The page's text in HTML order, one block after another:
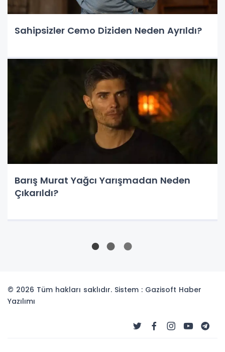
Sahipsizler Cemo Diziden Neden Ayrıldı?
Barış Murat Yağcı Yarışmadan Neden
Çıkarıldı?
© 2026 Tüm hakları saklıdır. Sistem : Gazisoft Haber
Yazılımı